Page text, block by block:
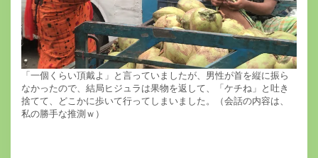
「一個くらい頂戴よ」と言っていましたが、男性が首を縦に振ら
なかったので、結局ヒジュラは果物を返して、「ケチね」と吐き
捨てて、どこかに歩いて行ってしまいました。（会話の内容は、
私の勝手な推測ｗ）